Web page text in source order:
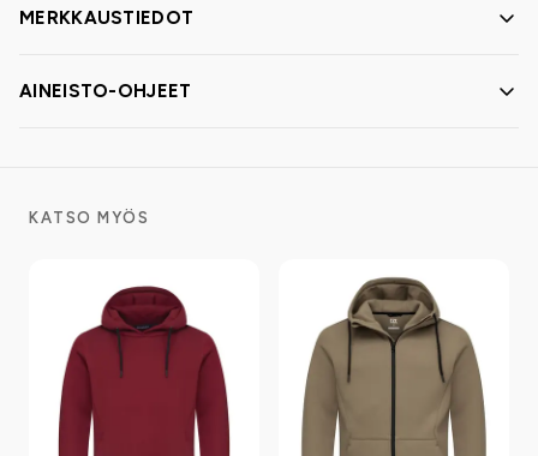
MERKKAUSTIEDOT
AINEISTO-OHJEET
KATSO MYÖS